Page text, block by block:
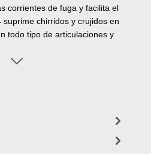
corrientes de fuga y facilita el
chirridos y crujidos en
todo tipo de articulaciones y
atrae el polvo, protege y conserva
operables. Puede